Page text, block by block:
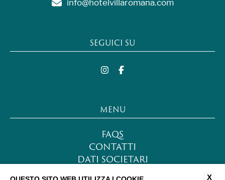
info@hotelvillaromana.com
SEGUICI SU
MENU
FAQS
CONTATTI
DATI SOCIETARI
X